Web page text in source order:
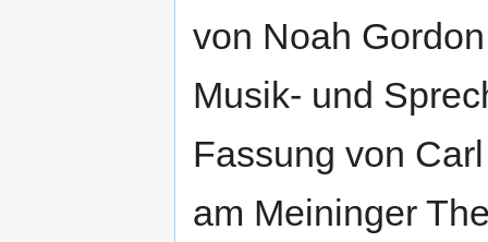
von Noah
Musik- und
Fassung von
am Meininger